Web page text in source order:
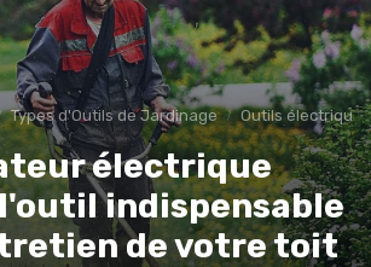
Types d'Outils de Jardinage Outils électriques
électrique
indispensable
de votre toit